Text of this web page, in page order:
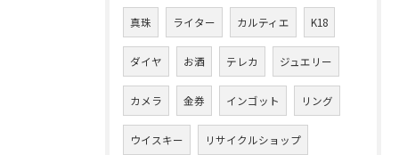
真珠 ライター カルティエ K18
ダイヤ お酒 テレカ ジュエリー
カメラ 金券 インゴット リング
ウイスキー リサイクルショップ